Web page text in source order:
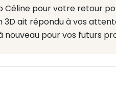
Céline pour votre retour
3D ait répondu à vos
pour vos futurs